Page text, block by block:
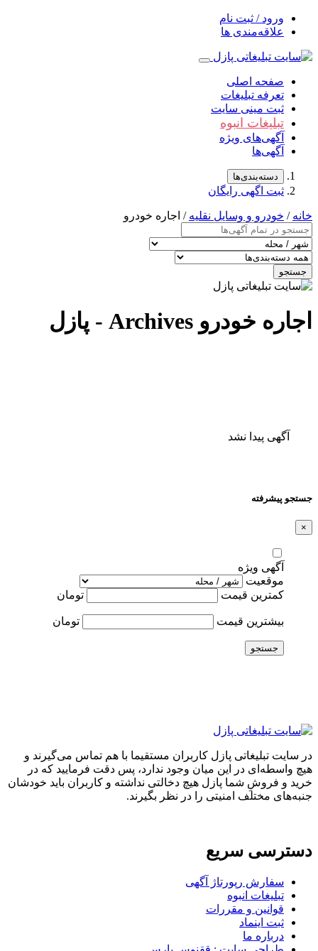
ورود / ثبت نام
علاقه‌مندی ها
صفحه اصلی
تعرفه تبلیغات
ثبت مینی سایت
تبلیغات انبوه
آگهی‌های ویژه
آگهی‌ها
دسته‌بندی‌ها
ثبت اگهی رایگان
خانه / خودرو و وسایل نقلیه / اجاره خودرو
جستجو
اجاره خودرو Archives - پازل
آگهی پیدا نشد
جستجو پیشرفته
×
آگهی ویژه
موقعیت
کمترین قیمت
تومان
بیشترین قیمت تومان
جستجو
در سایت تبلیغاتی پازل کاربران مستقیما با هم تماس می‌گیرند و
هیچ واسطه‌ای در این میان وجود ندارد، پس دقت فرمایید که در
خرید و فروشِ شما پازل هیچ دخالتی نداشته و کاربران باید خودشان
جنبه‌های مختلف امنیتی را در نظر بگیرند.
دسترسی سریع
سفارش رپورتاژ آگهی
تبلیغات انبوه
قوانین و مقررات
ثبت اینماد
درباره ما